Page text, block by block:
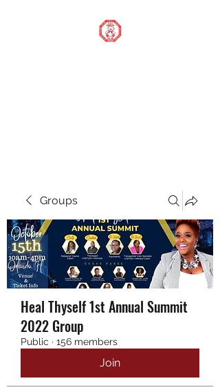
Groups
Heal Thyself 1st Annual Summit
2022 Group
Public · 156 members
Join